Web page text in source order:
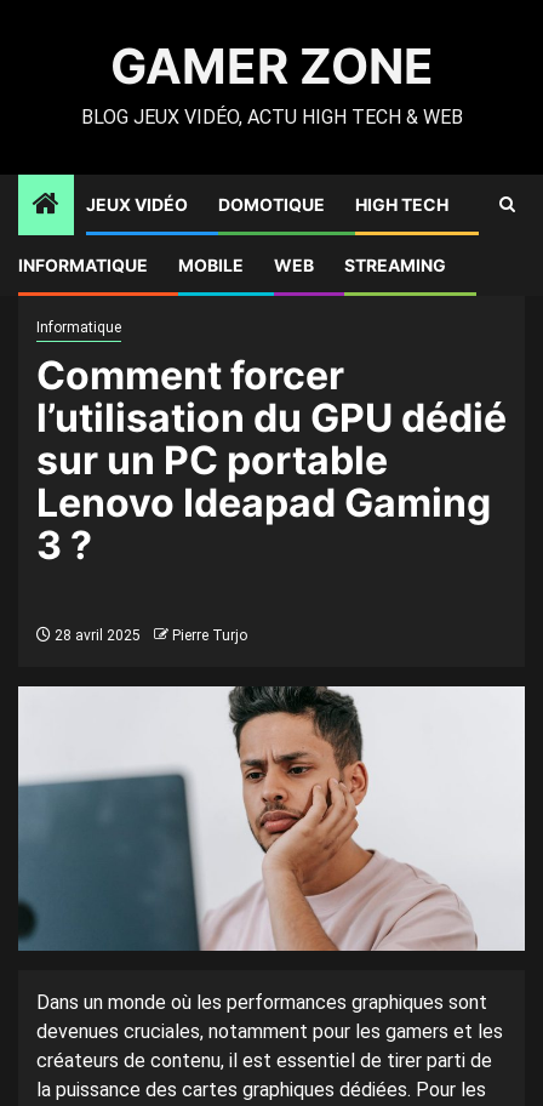
GAMER ZONE
BLOG JEUX VIDÉO, ACTU HIGH TECH & WEB
JEUX VIDÉO DOMOTIQUE HIGH TECH
INFORMATIQUE MOBILE WEB STREAMING
GPU dédié sur un PC portable Lenovo Ideapad Gaming 3 ?
Informatique
Comment forcer
l’utilisation du GPU dédié
sur un PC portable
Lenovo Ideapad Gaming
3 ?
28 avril 2025 Pierre Turjo
Dans un monde où les performances graphiques sont
devenues cruciales, notamment pour les gamers et les
créateurs de contenu, il est essentiel de tirer parti de
la puissance des cartes graphiques dédiées. Pour les